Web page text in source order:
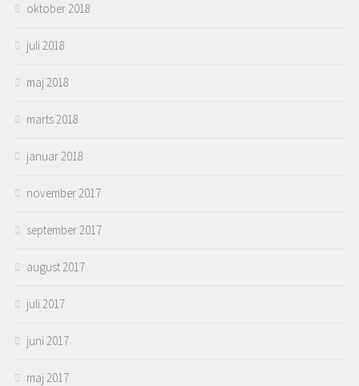
oktober 2018
juli 2018
maj 2018
marts 2018
januar 2018
november 2017
september 2017
august 2017
juli 2017
juni 2017
maj 2017